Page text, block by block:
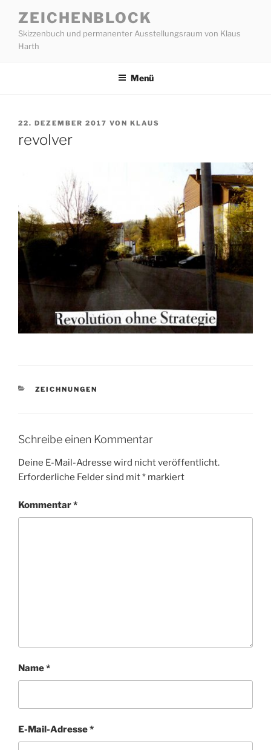
Inhalt
springen
ZEICHENBLOCK
Skizzenbuch und permanenter Ausstellungsraum von Klaus
Harth
Menü
VERÖFFENTLICHT
22. DEZEMBER 2017 VON KLAUS
revolver
KATEGORIEN
ZEICHNUNGEN
Schreibe einen Kommentar
Deine E-Mail-Adresse wird nicht veröffentlicht.
Erforderliche Felder sind mit* markiert
Kommentar*
Name*
E-Mail-Adresse*